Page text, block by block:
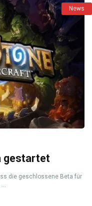
News
gestartet
die geschlossene Beta für